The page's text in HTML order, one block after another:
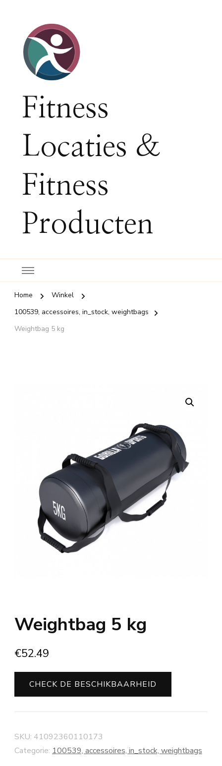
Fitness
Locaties &
Fitness
Producten
Home
Winkel
100539, accessoires, in_stock, weightbags
Weightbag 5 kg
Weightbag 5 kg
€52.49
CHECK DE BESCHIKBAARHEID
SKU: 41092360110173
Categorie: 100539, accessoires, in_stock, weightbags